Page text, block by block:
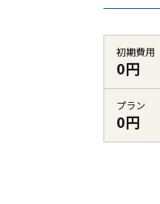
初期費用
0円
プラン
0円